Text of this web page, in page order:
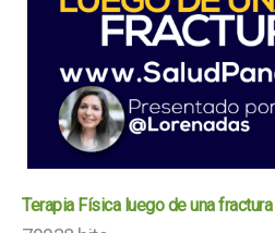
Terapia Física luego de una fractura